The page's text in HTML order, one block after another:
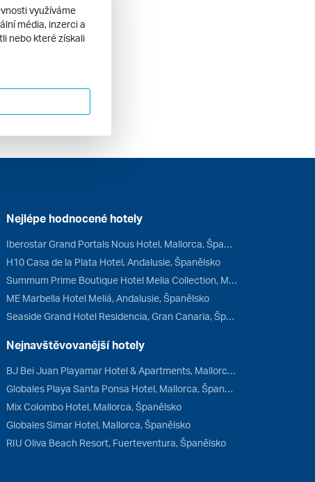
Nejlépe hodnocené hotely
Iberostar Grand Portals Nous Hotel, Mallorca, Španělsko
H10 Casa de la Plata Hotel, Andalusie, Španělsko
Summum Prime Boutique Hotel Melia Collection, Mallorca, Španělsko
ME Marbella Hotel Meliá, Andalusie, Španělsko
Seaside Grand Hotel Residencia, Gran Canaria, Španělsko
Nejnavštěvovanější hotely
BJ Bei Juan Playamar Hotel & Apartments, Mallorca, Španělsko
Globales Playa Santa Ponsa Hotel, Mallorca, Španělsko
Mix Colombo Hotel, Mallorca, Španělsko
Globales Simar Hotel, Mallorca, Španělsko
RIU Oliva Beach Resort, Fuerteventura, Španělsko
využíváme
média, inzerci a
nebo které získali